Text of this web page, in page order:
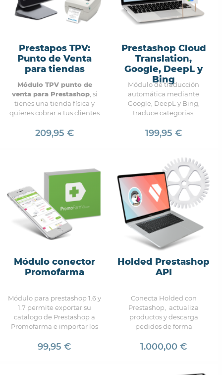
Prestapos TPV:
Punto de Venta
para tiendas
Módulo TPV punto de
venta para Prestashop, si
tienes una tienda física y
quieres cobrar a tus clientes
integrada dentro de
209,95 €
Prestashop Cloud
Translation,
Google, DeepL y
Bing
Módulo de traducción
automática mediante
Google, DeepL y Bing,
traduce categorías,
idiomas de forma
199,95 €
Módulo conector
Promofarma
Módulo para prestashop 1.6 y
1.7 permite exportar su
catalogo de Prestashop a
Promofarma e importar los
promofarma a su tienda.
99,95 €
Holded Prestashop
API
Conecta Holded con
Prestashop, actualiza
productos y descarga
pedidos de forma
sencilla de conectar
1.000,00 €